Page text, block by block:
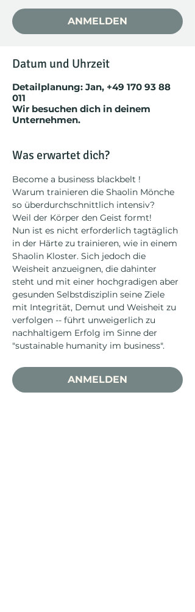
ANMELDEN
Datum und Uhrzeit
Detailplanung: Jan, +49 170 93 88
011
Wir besuchen dich in deinem
Unternehmen.
Was erwartet dich?
Become a business blackbelt !
Warum trainieren die Shaolin Mönche
so überdurchschnittlich intensiv?
Weil der Körper den Geist formt!
Nun ist es nicht erforderlich tagtäglich
in der Härte zu trainieren, wie in einem
Shaolin Kloster. Sich jedoch die
Weisheit anzueignen, die dahinter
steht und mit einer hochgradigen aber
gesunden Selbstdisziplin seine Ziele
mit Integrität, Demut und Weisheit zu
verfolgen -- führt unweigerlich zu
nachhaltigem Erfolg im Sinne der
"sustainable humanity im business".
ANMELDEN